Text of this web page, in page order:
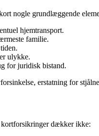
nogle grundlæggende
hjemtransport.
familie.
ulykke.
for juridisk bistand.
erstatning for
dækker ikke: